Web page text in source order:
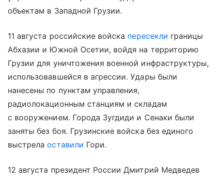
объектам в Западной Грузии.
11 августа российские войска пересекли границы
Абхазии и Южной Осетии, войдя на территорию
Грузии для уничтожения военной инфраструктуры,
использовавшейся в агрессии. Удары были
нанесены по пунктам управления,
радиолокационным станциям и складам
с вооружением. Города Зугдиди и Сенаки были
заняты без боя. Грузинские войска без единого
выстрелаоставили Гори.
12 августа президент России Дмитрий Медведев